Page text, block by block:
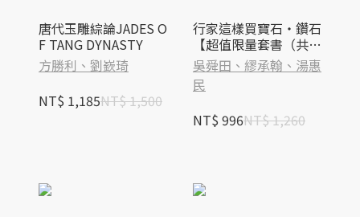
唐代玉雕綜論JADES O
F TANG DYNASTY
方勝利、劉嶔琦
NT$ 1,185NT$ 1,500
行家這樣買寶石‧鑽石
【超值限量套書（共兩
冊）】
吳舜田、繆承翰、湯惠
民
NT$ 996NT$ 1,260